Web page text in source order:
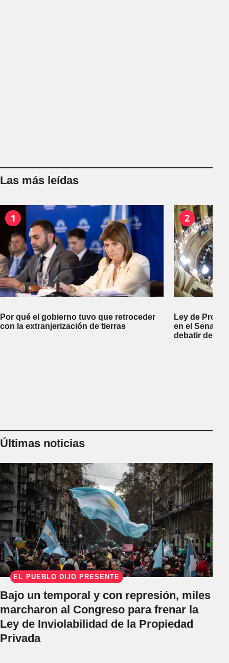
Las más leídas
1
Por qué el gobierno tuvo que retroceder
con la extranjerización de tierras
2
Ley de
en el Senado
debatir
Últimas noticias
EL PUEBLO DIJO PRESENTE
Bajo un temporal y con represión, miles
marcharon al Congreso para frenar la
Ley de Inviolabilidad de la Propiedad
Privada